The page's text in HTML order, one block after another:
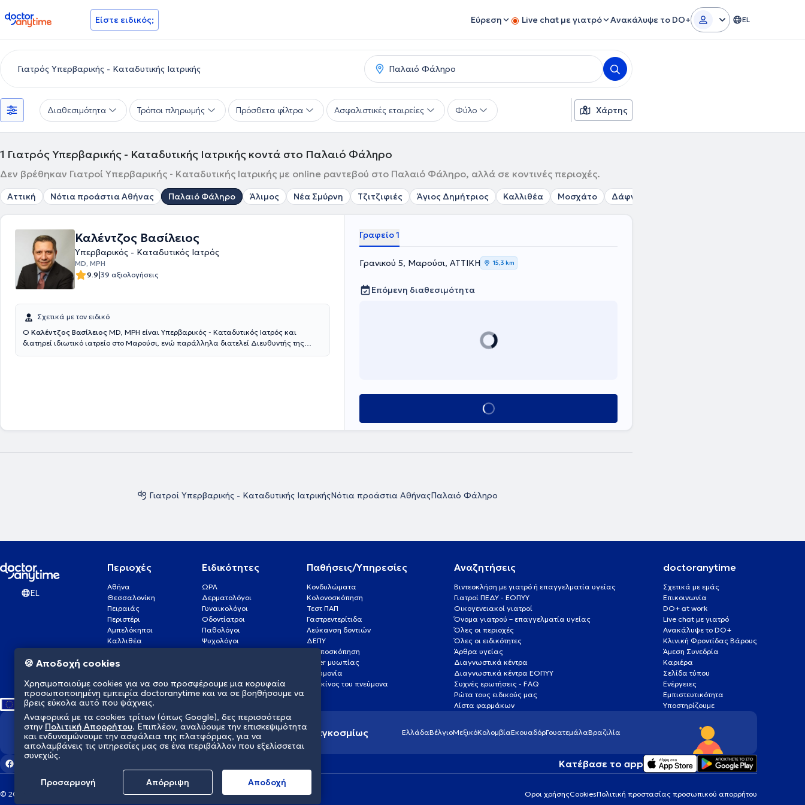
doctoranytime Είστε ειδικός; Εύρεση Live chat με γιατρό Ανακάλυψε το DO+ EL
Διαθεσιμότητα Τρόποι πληρωμής Πρόσθετα φίλτρα Ασφαλιστικές εταιρείες Φύλο Χάρτης
1 Γιατρός Υπερβαρικής - Καταδυτικής Ιατρικής κοντά στο Παλαιό Φάληρο
Δεν βρέθηκαν Γιατροί Υπερβαρικής - Καταδυτικής Ιατρικής με online ραντεβού στο Παλαιό Φάληρο, αλλά σε κοντινές περιοχές.
Αττική Νότια προάστια Αθήνας Παλαιό Φάληρο Άλιμος Νέα Σμύρνη Τζιτζιφιές Άγιος Δημήτριος Καλλιθέα Μοσχάτο Δάφνη
Καλέντζος Βασίλειος
Υπερβαρικός - Καταδυτικός Ιατρός
MD, MPH
9.9|39 αξιολογήσεις
Σχετικά με τον ειδικό
Ο Καλέντζος Βασίλειος MD, MPH είναι Υπερβαρικός - Καταδυτικός Ιατρός και
διατηρεί ιδιωτικό ιατρείο στο Μαρούσι, ενώ παράλληλα διατελεί Διευθυντής της
εκπαιδευτής σε σεμινάρια υποστήριξης ζωής. Είναι οργανωτής του Σεμιναρίου
Undersea & Hyperbaric Medical Society.
Γραφείο 1
Γρανικού 5, Μαρούσι, ΑΤΤΙΚΗ 15,3 km
Επόμενη διαθεσιμότητα
Κλείσε ραντεβού
Γιατροί Υπερβαρικής - Καταδυτικής ΙατρικήςΝότια προάστια ΑθήναςΠαλαιό Φάληρο
EL
Περιοχές
Αθήνα
Θεσσαλονίκη
Πειραιάς
Περιστέρι
Αμπελόκηποι
Καλλιθέα
Πάτρα
Γλυφάδα
Νέα Σμύρνη
Ειδικότητες
ΩΡΛ
Δερματολόγοι
Γυναικολόγοι
Οδοντίατροι
Παθολόγοι
Ψυχολόγοι
Οφθαλμίατροι
Καρδιολόγοι
Παθήσεις/Υπηρεσίες
Κονδυλώματα
Κολονοσκόπηση
Τεστ ΠΑΠ
Γαστρεντερίτιδα
Λεύκανση δοντιών
ΔΕΠΥ
Κολποσκόπηση
Laser μυωπίας
Πνευμονία
Καρκίνος του πνεύμονα
Αναζητήσεις
Βιντεοκλήση με γιατρό ή επαγγελματία υγείας
Γιατροί ΠΕΔΥ - ΕΟΠΥΥ
Οικογενειακοί γιατροί
Όνομα γιατρού – επαγγελματία υγείας
Όλες οι περιοχές
Όλες οι ειδικότητες
Άρθρα υγείας
Διαγνωστικά κέντρα
Διαγνωστικά κέντρα ΕΟΠΥΥ
Συχνές ερωτήσεις - FAQ
Ρώτα τους ειδικούς μας
Λίστα φαρμάκων
doctoranytime
Σχετικά με εμάς
Επικοινωνία
DO+ at work
Live chat με γιατρό
Ανακάλυψε το DO+
Κλινική Φροντίδας Βάρους
Άμεση Συνεδρία
Καριέρα
Σελίδα τύπου
Ενέργειες
Εμπιστευτικότητα
Υποστηρίζουμε
Διαμορφώνουμε το μέλλον της υγείας παγκοσμίως ΕλλάδαΒέλγιοΜεξικόΚολομβίαΕκουαδόρΓουατεμάλαΒραζιλία
Κατέβασε το app
Οροι χρήσηςCookiesΠολιτική προστασίας προσωπικού απορρήτου
© 2026 doctoranytime
🍪 Αποδοχή cookies
Χρησιμοποιούμε cookies για να σου προσφέρουμε μια κορυφαία
προσωποποιημένη εμπειρία doctoranytime και να σε βοηθήσουμε να
βρεις εύκολα αυτό που ψάχνεις.
Αναφορικά με τα cookies τρίτων (όπως Google), δες περισσότερα
στην Πολιτική Απορρήτου. Επιπλέον, αναλύουμε την επισκεψιμότητα
και ενδυναμώνουμε την ασφάλεια της πλατφόρμας, για να
απολαμβάνεις τις υπηρεσίες μας σε ένα περιβάλλον που εξελίσσεται
συνεχώς.
Προσαρμογή Απόρριψη Aποδοχή